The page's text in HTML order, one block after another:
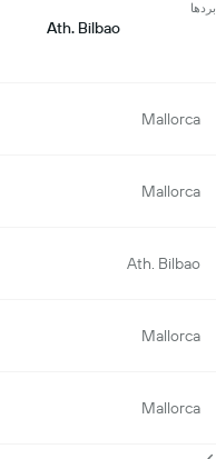
بردها
Ath. Bilbao
Mallorca
Mallorca
Ath. Bilbao
Mallorca
Mallorca